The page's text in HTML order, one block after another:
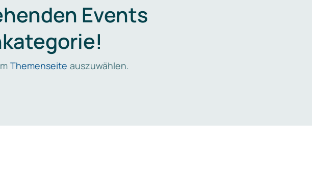
Events
Themenseite auszuwählen.